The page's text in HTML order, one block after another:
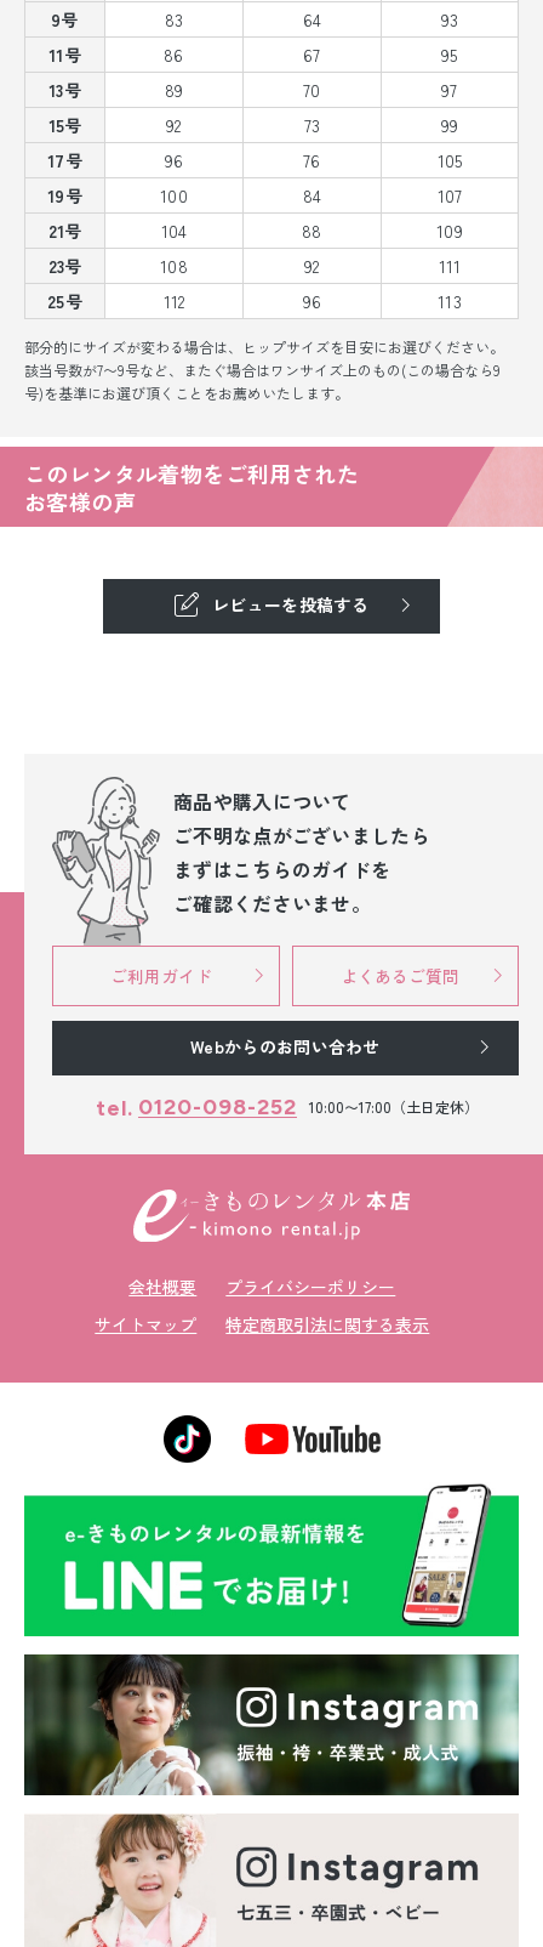
9号
83 64
93
11号
86 67
95
13号
89 70
97
15号
92 73
99
17号
96 76
105
19号
100 84
107
21号
104 88
109
23号
108 92
111
25号
112 96 113
部分的にサイズが変わる場合は、ヒップサイズを目安にお選びください。
該当号数が7〜9号など、またぐ場合はワンサイズ上のもの(この場合なら9
号)を基準にお選び頂くことをお薦めいたします。
このレンタル着物をご利用された
お客様の声
レビューを投稿する
商品や購入について
ご不明な点がございましたら
まずはこちらのガイドを
ご確認くださいませ。
ご利用ガイド よくあるご質問
Webからのお問い合わせ
tel. 0120-098-252 10:00〜17:00（土日定休）
会社概要
プライバシーポリシー
サイトマップ
特定商取引法に関する表示